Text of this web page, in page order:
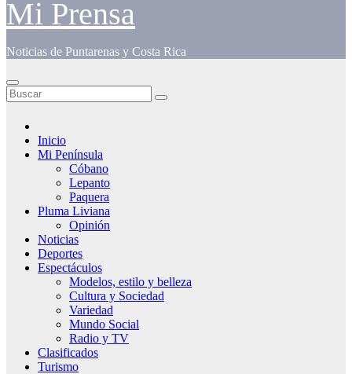
Mi Prensa
Noticias de Puntarenas y Costa Rica
Inicio
Mi Península
Cóbano
Lepanto
Paquera
Pluma Liviana
Opinión
Noticias
Deportes
Espectáculos
Modelos, estilo y belleza
Cultura y Sociedad
Variedad
Mundo Social
Radio y TV
Clasificados
Turismo